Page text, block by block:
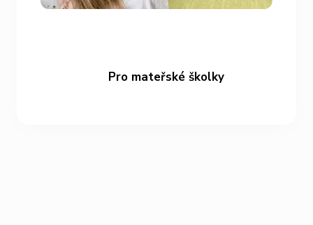
Pro mateřské školky